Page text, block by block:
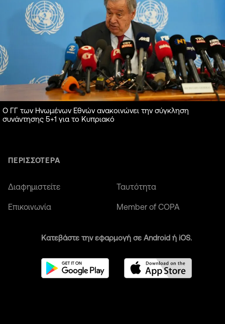
Ο ΓΓ των Ηνωμένων Εθνών ανακοινώνει την σύγκληση
συνάντησης 5+1 για το Κυπριακό
ΠΕΡΙΣΣΟΤΕΡΑ
Διαφημιστείτε Ταυτότητα
Επικοινωνία Member of COPA
Κατεβάστε την εφαρμογή σε Android ή iOS.